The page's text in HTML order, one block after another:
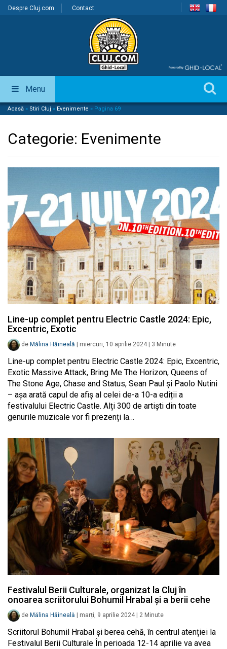
Despre Cluj.com Contact
Menu
Acasă » Stiri Cluj » Evenimente » Pagina 69
Categorie: Evenimente
Line-up complet pentru Electric Castle 2024: Epic,
Excentric, Exotic
de Mălina Hăineală miercuri, 10 aprilie 2024 3 Minute
Line-up complet pentru Electric Castle 2024: Epic, Excentric,
Exotic Massive Attack, Bring Me The Horizon, Queens of
The Stone Age, Chase and Status, Sean Paul și Paolo Nutini
– așa arată capul de afiș al celei de-a 10-a ediții a
festivalului Electric Castle. Alți 300 de artiști din toate
genurile muzicale vor fi prezenți la…
Festivalul Berii Culturale, organizat la Cluj în
onoarea scriitorului Bohumil Hrabal și a berii cehe
de Mălina Hăineală marți, 9 aprilie 2024 2 Minute
Scriitorul Bohumil Hrabal și berea cehă, în centrul atenției la
Festivalul Berii Culturale În perioada 12-14 aprilie va avea